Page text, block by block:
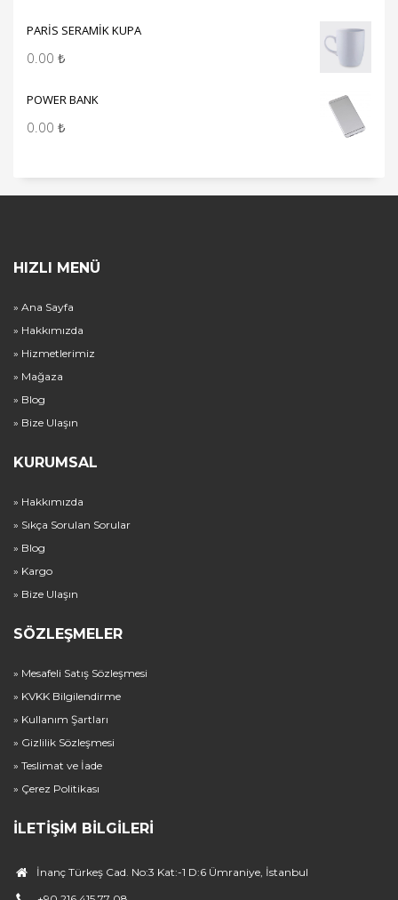
PARİS SERAMİK KUPA
0.00 ₺
POWER BANK
0.00 ₺
HIZLI MENÜ
» Ana Sayfa
» Hakkımızda
» Hizmetlerimiz
» Mağaza
» Blog
» Bize Ulaşın
KURUMSAL
» Hakkımızda
» Sıkça Sorulan Sorular
» Blog
» Kargo
» Bize Ulaşın
SÖZLEŞMELER
» Mesafeli Satış Sözleşmesi
» KVKK Bilgilendirme
» Kullanım Şartları
» Gizlilik Sözleşmesi
» Teslimat ve İade
» Çerez Politikası
İLETIŞIM BILGILERI
İnanç Türkeş Cad. No:3 Kat:-1 D:6 Ümraniye, İstanbul